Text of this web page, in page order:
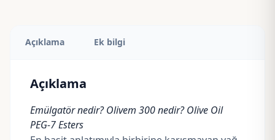
Açıklama Ek bilgi
Açıklama
Emülgatör nedir? Olivem 300 nedir? Olive Oil
PEG-7 Esters